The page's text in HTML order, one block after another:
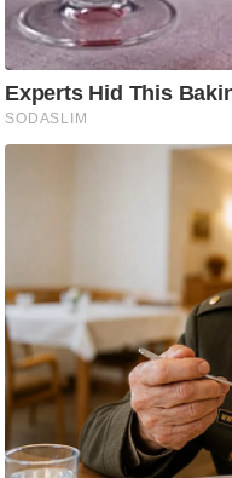
g
N
e
w
इ
टे
क्नॉ
जी